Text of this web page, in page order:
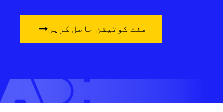
مفت کوٹیشن حاصل کریں